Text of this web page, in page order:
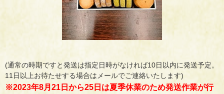
(通常の時期ですと発送は指定日時がなければ10日以内に発送予定。
11日以上お待たせする場合はメールでご連絡いたします)
※2023年8月21日から25日は夏季休業のため発送作業が行